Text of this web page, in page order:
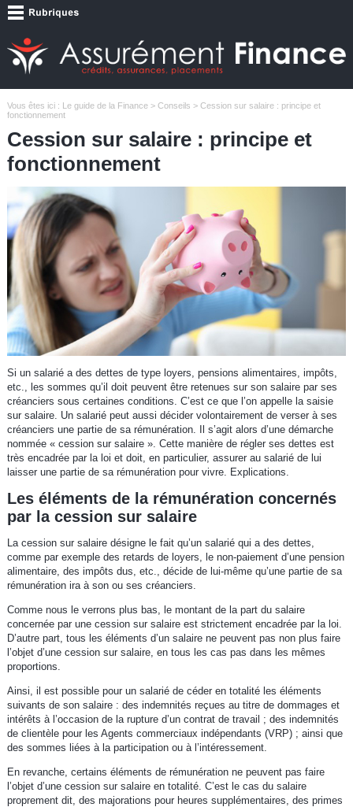
Vous êtes ici : Le guide de la Finance> Conseils > Cession sur salaire : principe et
fonctionnement
Cession sur salaire : principe et
fonctionnement
Si un salarié a des dettes de type loyers, pensions alimentaires, impôts,
etc., les sommes qu’il doit peuvent être retenues sur son salaire par ses
créanciers sous certaines conditions. C’est ce que l’on appelle la saisie
sur salaire. Un salarié peut aussi décider volontairement de verser à ses
créanciers une partie de sa rémunération. Il s’agit alors d’une démarche
nommée « cession sur salaire ». Cette manière de régler ses dettes est
très encadrée par la loi et doit, en particulier, assurer au salarié de lui
laisser une partie de sa rémunération pour vivre. Explications.
Les éléments de la rémunération concernés
par la cession sur salaire
La cession sur salaire désigne le fait qu’un salarié qui a des dettes,
comme par exemple des retards de loyers, le non-paiement d’une pension
alimentaire, des impôts dus, etc., décide de lui-même qu’une partie de sa
rémunération ira à son ou ses créanciers.
Comme nous le verrons plus bas, le montant de la part du salaire
concernée par une cession sur salaire est strictement encadrée par la loi.
D’autre part, tous les éléments d’un salaire ne peuvent pas non plus faire
l’objet d’une cession sur salaire, en tous les cas pas dans les mêmes
proportions.
Ainsi, il est possible pour un salarié de céder en totalité les éléments
suivants de son salaire : des indemnités reçues au titre de dommages et
intérêts à l’occasion de la rupture d’un contrat de travail ; des indemnités
de clientèle pour les Agents commerciaux indépendants (VRP) ; ainsi que
des sommes liées à la participation ou à l’intéressement.
En revanche, certains éléments de rémunération ne peuvent pas faire
l’objet d’une cession sur salaire en totalité. C’est le cas du salaire
proprement dit, des majorations pour heures supplémentaires, des primes